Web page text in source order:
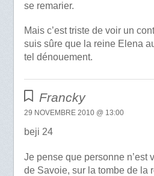
se remarier.
Mais c’est triste de voir un
suis sûre que la reine Elena
tel dénouement.
Francky
29 NOVEMBRE 2010 @ 13:00
beji 24
Je pense que personne n’est
de Savoie, sur la tombe de la